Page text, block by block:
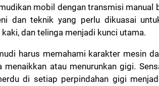
mobil dengan transmisi manual
dan teknik yang perlu dikuasai
kaki, dan telinga menjadi kunci utama.
harus memahami karakter mesin
menaikkan atau menurunkan gigi.
di setiap perpindahan gigi